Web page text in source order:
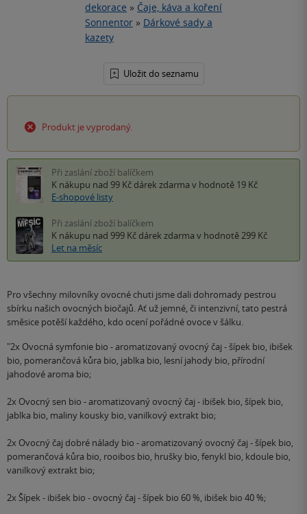
dekorace » Čaje, káva a koření
Sonnentor » Dárkové sady a
kazety
Uložit do seznamu
Produkt je vyprodaný.
Při zaslání zboží balíčkem
K nákupu nad 99 Kč dárek zdarma v hodnotě 19 Kč
E-shopové listy
Při zaslání zboží balíčkem
K nákupu nad 999 Kč dárek zdarma v hodnotě 299 Kč
Let na měsíc
Pro všechny milovníky ovocné chuti jsme dali dohromady pestrou
sbírku našich ovocných biočajů. Ať už jemné, či intenzivní, tato pestrá
směsice potěší každého, kdo ocení pořádné ovoce v šálku.
"2x Ovocná symfonie bio - aromatizovaný ovocný čaj - šípek bio, ibišek
bio, pomerančová kůra bio, jablka bio, lesní jahody bio, přírodní
jahodové aroma bio;
2x Ovocný sen bio - aromatizovaný ovocný čaj - ibišek bio, šípek bio,
jablka bio, maliny kousky bio, vanilkový extrakt bio;
2x Ovocný čaj dobré nálady bio - aromatizovaný ovocný čaj - šípek bio,
pomerančová kůra bio, rooibos bio, hrušky bio, fenykl bio, kdoule bio,
vanilkový extrakt bio;
2x Šípek - ibišek bio - ovocný čaj - šípek bio 60 %, ibišek bio 40 %;